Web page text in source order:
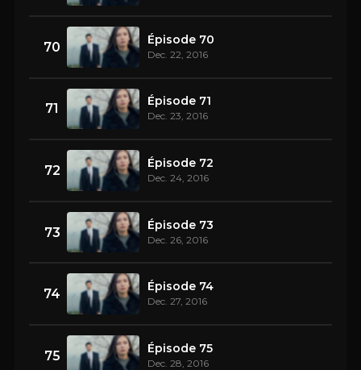
70 Épisode 70
Dec. 22, 2016
71 Épisode 71
Dec. 23, 2016
72 Épisode 72
Dec. 24, 2016
73 Épisode 73
Dec. 26, 2016
74 Épisode 74
Dec. 27, 2016
75 Épisode 75
Dec. 28, 2016